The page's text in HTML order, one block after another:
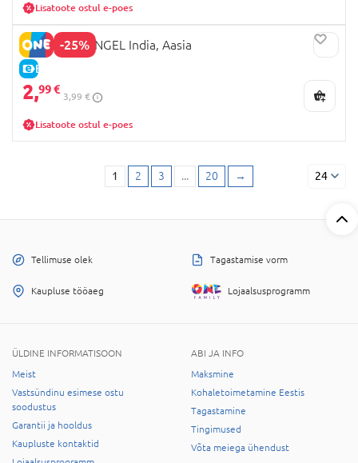
Lisatoote ostul e-poes
-25%
E-HIND
PUZZLE DZUNGEL India, Aasia
2,99 €
3,99 €
Lisatoote ostul e-poes
1 2 3 ... 20 → 24
Tellimuse olek Tagastamise vorm
Kaupluse tööaeg Lojaalsusprogramm
ÜLDINE INFORMATISOON
Meist
Vastsündinu esimese ostu
soodustus
Garantii ja hooldus
Kaupluste kontaktid
ABI JA INFO
Maksmine
Kohaletoimetamine Eestis
Tagastamine
Tingimused
Võta meiega ühendust